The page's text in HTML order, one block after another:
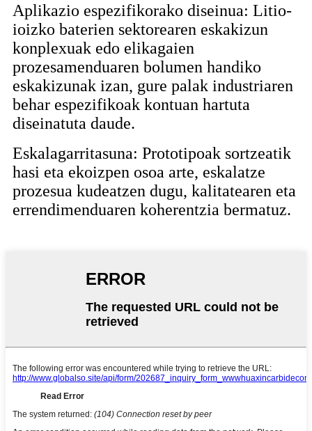
Aplikazio espezifikorako diseinua: Litio-
ioizko baterien sektorearen eskakizun
konplexuak edo elikagaien
prozesamenduaren bolumen handiko
eskakizunak izan, gure palak industriaren
behar espezifikoak kontuan hartuta
diseinatuta daude.
Eskalagarritasuna: Prototipoak sortzeatik
hasi eta ekoizpen osoa arte, eskalatze
prozesua kudeatzen dugu, kalitatearen eta
errendimenduaren koherentzia bermatuz.